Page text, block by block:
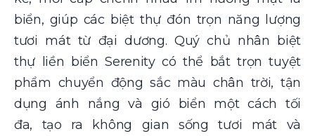
biển, giúp các biệt thự đón trọn năng lượng
tươi mát từ đại dương. Quý chủ nhân biệt
thự liền biển Serenity có thể bắt trọn tuyệt
phẩm chuyển động sắc màu chân trời, tận
dụng ánh nắng và gió biển một cách tối
đa, tạo ra không gian sống tươi mát và